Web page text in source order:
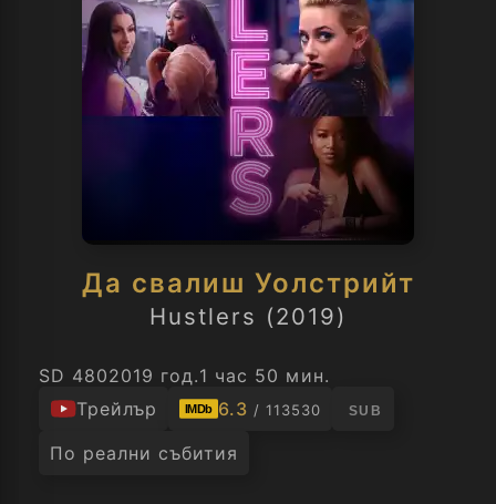
Да свалиш Уолстрийт
Hustlers (2019)
SD 4802019 год.1 час 50 мин.
Трейлър
IMDb 6.3 / 113530 SUB
По реални събития